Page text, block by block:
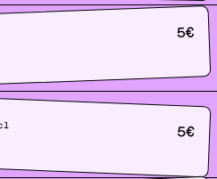
5€
5€